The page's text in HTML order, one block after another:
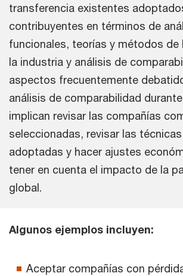
transferencia existentes
contribuyentes en términos de
funcionales, teorías y métodos de
la industria y análisis de
aspectos frecuentemente
análisis de comparabilidad
implican revisar las compañías
seleccionadas, revisar las
adoptadas y hacer ajustes
tener en cuenta el impacto de la
global.
Algunos ejemplos incluyen:
Aceptar compañías con